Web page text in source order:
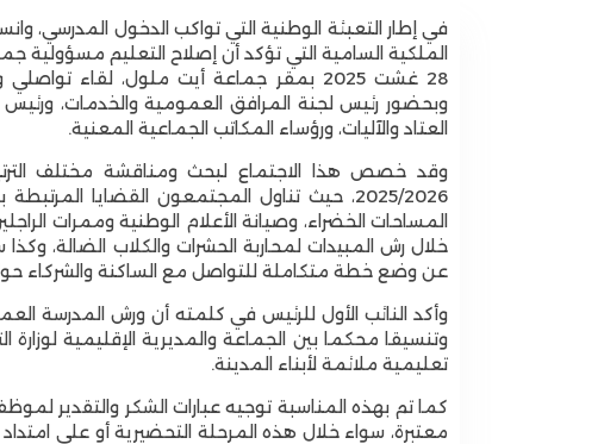
الملكية السامية التي تؤكد أن إصلاح التعليم
28 غشت 2025 بمقر جماعة أيت ملول، لقاء تواصلي وتنسيقي
وبحضور رئيس لجنة المرافق العمومية والخدمات، ورئيس
العتاد والآليات، ورؤساء المكاتب الجماعية المعنية.
وقد خصص هذا الاجتماع لبحث ومناقشة مختلف
2025/2026، حيث تناول المجتمعون القضايا
المساحات الخضراء، وصيانة الأعلام الوطنية وممرات
خلال رش المبيدات لمحاربة الحشرات والكلاب الضالة، وكذا
عن وضع خطة متكاملة للتواصل مع الساكنة والشركاء حول
وأكد النائب الأول للرئيس في كلمته أن ورش المدرسة
وتنسيقا محكما بين الجماعة والمديرية الإقليمية
تعليمية ملائمة لأبناء المدينة.
كما تم بهذه المناسبة توجيه عبارات الشكر والتقدير
معتبرة، سواء خلال هذه المرحلة التحضيرية أو على